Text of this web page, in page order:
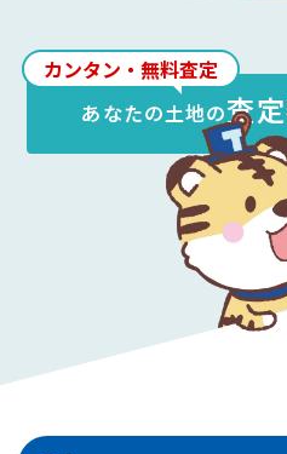
カンタン・無料査定
あなたの土地の査